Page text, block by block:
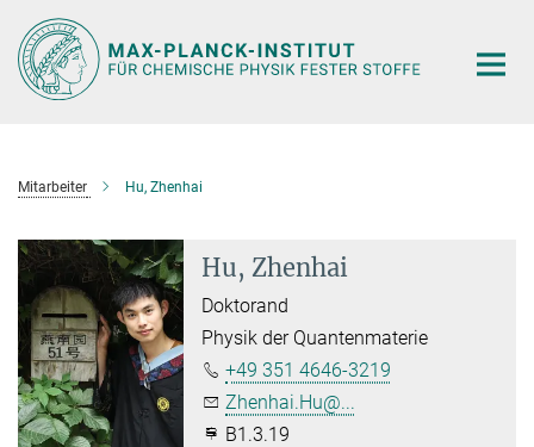
Hauptinhalt
Mitarbeiter Hu, Zhenhai
Hu, Zhenhai
Doktorand
Physik der Quantenmaterie
+49 351 4646-3219
Zhenhai.Hu@...
B1.3.19